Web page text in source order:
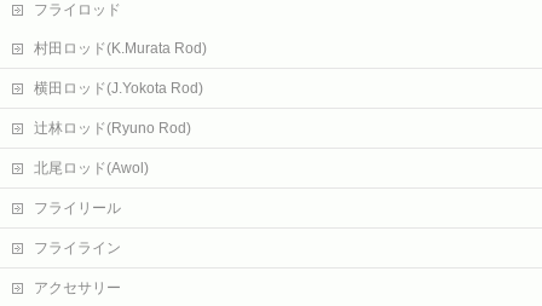
フライロッド
村田ロッド(K.Murata Rod)
横田ロッド(J.Yokota Rod)
辻林ロッド(Ryuno Rod)
北尾ロッド(Awol)
フライリール
フライライン
アクセサリー